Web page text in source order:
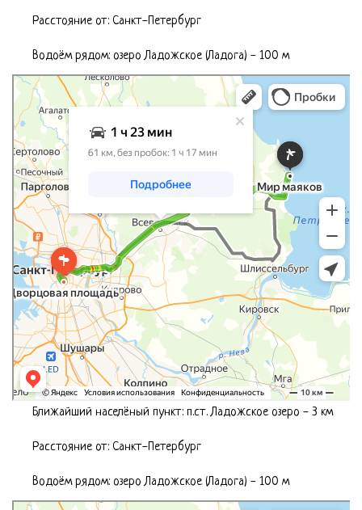
Расстояние от: Cанкт-Петербург
Водоём рядом: озеро Ладожское (Ладога) - 100 м
Санкт‑Петербург
Мир маяков: как доехать на автомобиле, общественным транспортом или пешком –
Яндекс.Карты
Ближайший населёный пункт: п.ст. Ладожское озеро - 3 км
Расстояние от: Cанкт-Петербург
Водоём рядом: озеро Ладожское (Ладога) - 100 м
Яндекс.Карты
Что бронируем?
Ваше имя
Ваш телефон